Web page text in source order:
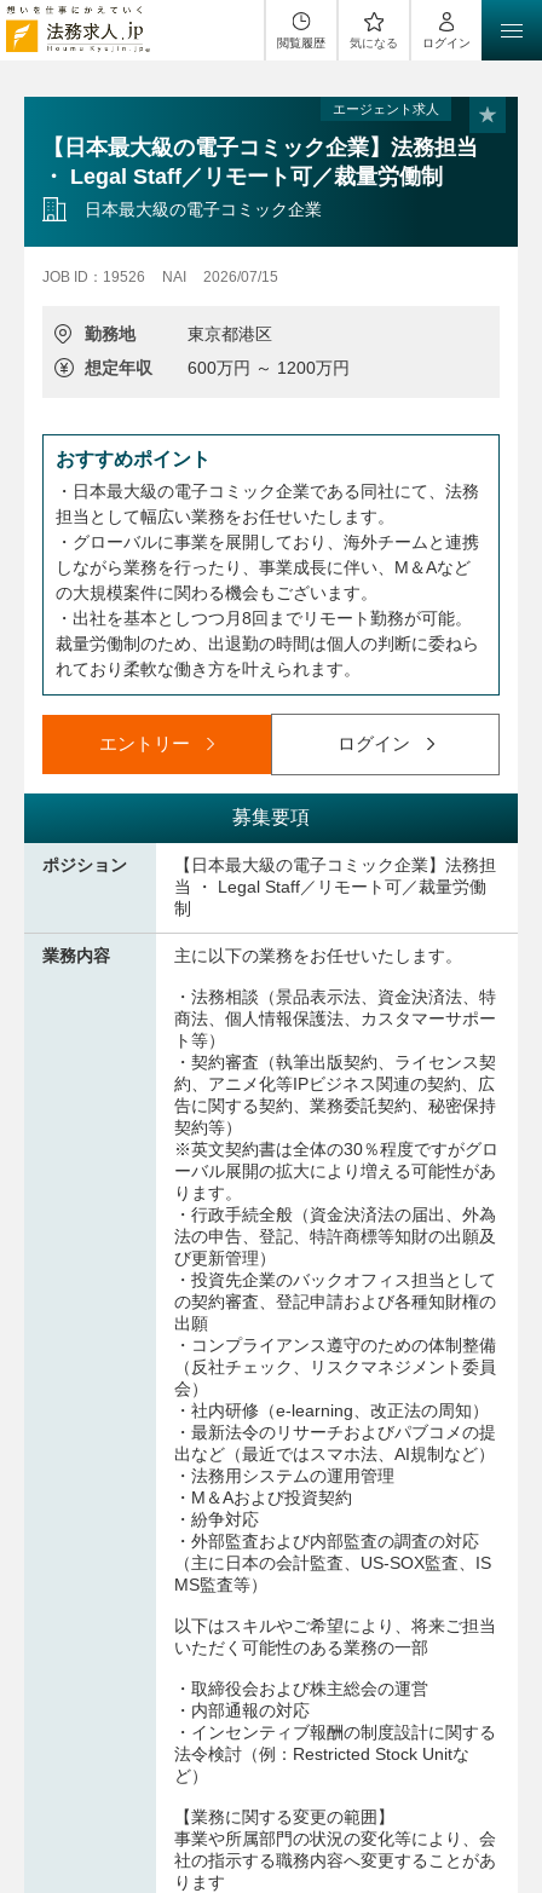
閲覧履歴 気になる ログイン
エージェント求人
【日本最大級の電子コミック企業】法務担当
・ Legal Staff／リモート可／裁量労働制
日本最大級の電子コミック企業
JOB ID：19526 NAI 2026/07/15
勤務地
東京都港区
想定年収
600万円 ～ 1200万円
おすすめポイント
・日本最大級の電子コミック企業である同社にて、法務
担当として幅広い業務をお任せいたします。
・グローバルに事業を展開しており、海外チームと連携
しながら業務を行ったり、事業成長に伴い、M＆Aなど
の大規模案件に関わる機会もございます。
・出社を基本としつつ月8回までリモート勤務が可能。
裁量労働制のため、出退勤の時間は個人の判断に委ねら
れており柔軟な働き方を叶えられます。
エントリー ログイン
募集要項
ポジション
【日本最大級の電子コミック企業】法務担
当 ・ Legal Staff／リモート可／裁量労働
制
業務内容 主に以下の業務をお任せいたします。
・法務相談（景品表示法、資金決済法、特
商法、個人情報保護法、カスタマーサポー
ト等）
・契約審査（執筆出版契約、ライセンス契
約、アニメ化等IPビジネス関連の契約、広
告に関する契約、業務委託契約、秘密保持
契約等）
※英文契約書は全体の30％程度ですがグロ
ーバル展開の拡大により増える可能性があ
ります。
・行政手続全般（資金決済法の届出、外為
法の申告、登記、特許商標等知財の出願及
び更新管理）
・投資先企業のバックオフィス担当として
の契約審査、登記申請および各種知財権の
出願
・コンプライアンス遵守のための体制整備
（反社チェック、リスクマネジメント委員
会）
・社内研修（e-learning、改正法の周知）
・最新法令のリサーチおよびパブコメの提
出など（最近ではスマホ法、AI規制など）
・法務用システムの運用管理
・M＆Aおよび投資契約
・紛争対応
・外部監査および内部監査の調査の対応
（主に日本の会計監査、US-SOX監査、IS
MS監査等）
以下はスキルやご希望により、将来ご担当
いただく可能性のある業務の一部
・取締役会および株主総会の運営
・内部通報の対応
・インセンティブ報酬の制度設計に関する
法令検討（例：Restricted Stock Unitな
ど）
【業務に関する変更の範囲】
事業や所属部門の状況の変化等により、会
社の指示する職務内容へ変更することがあ
ります